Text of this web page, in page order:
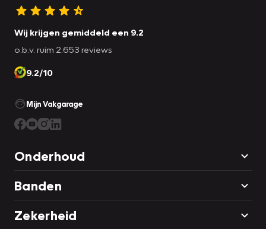
Wij krijgen gemiddeld een 9.2
o.b.v. ruim 2.653 reviews
9.2/10
Mijn Vakgarage
Onderhoud
Banden
Zekerheid